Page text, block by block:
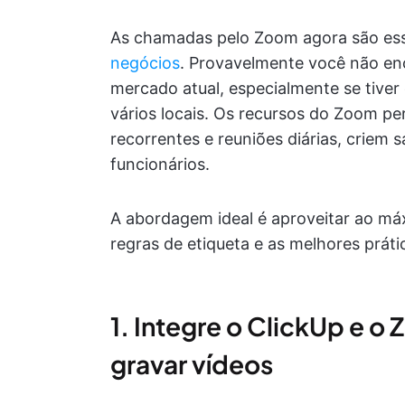
As chamadas pelo Zoom agora são
negócios. Provavelmente você não
mercado atual, especialmente se
vários locais. Os recursos do Zoom
recorrentes e reuniões diárias, criem
funcionários.
A abordagem ideal é aproveitar ao
regras de etiqueta e as melhores
1. Integre o ClickUp e o
gravar vídeos